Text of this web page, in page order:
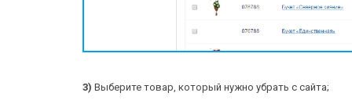
3) Выберите товар, который нужно убрать с сайта;